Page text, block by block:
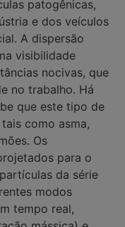
patogênicas,
e dos veículos
A dispersão
visibilidade
nocivas, que
no trabalho. Há
que este tipo de
como asma,
Os
para o
da série
modos
tempo real,